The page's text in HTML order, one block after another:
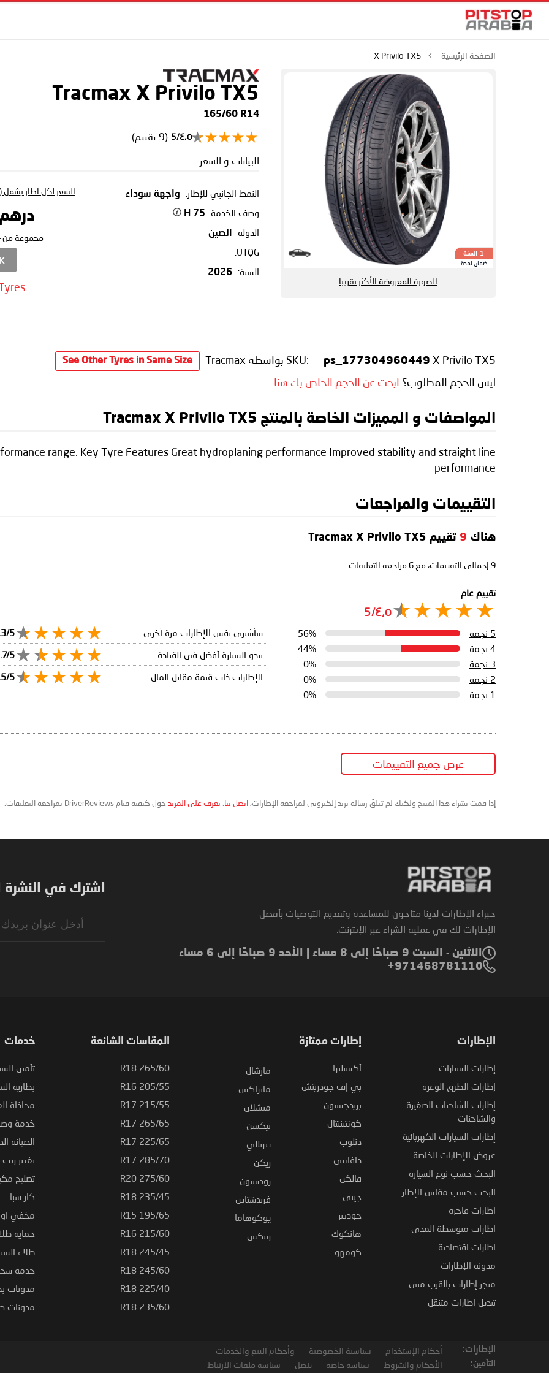
الصفحة الرئيسية X Privilo TX5
Tracmax X Privilo TX5
165/60 R14
٤٫٥/5 (9 تقييم)
1 السنة
ضمان لمدة
الصورة المعروضة الأكثر تقريبا
البيانات و السعر
النمط الجانبي للإطار: واجهة سوداء
وصف الخدمة 75 H
الدولة الصين
UTQG:
-
السنة:
2026
السعر لكل اطار يشمل
درهم 156.16
مجموعة من 4:
SKU: ps_177304960449 X Privilo TX5 بواسطة Tracmax See Other Tyres in Same Size
ليس الحجم المطلوب؟ ابحث عن الحجم الخاص بك هنا
المواصفات و المميزات الخاصة بالمنتج Tracmax X Privilo TX5
range. Key Tyre Features Great hydroplaning performance Improved stability and straight line
performance
التقييمات والمراجعات
هناك 9 تقييم Tracmax X Privilo TX5
9 إجمالي التقييمات، مع 6 مراجعة التعليقات
تقييم عام
٤٫٥/5
5 نجمة
56%
4 نجمة
44%
3 نجمة
0%
2 نجمة
0%
1 نجمة
0%
سأشتري نفس الإطارات مرة أخرى
5
تبدو السيارة أفضل في القيادة
5
الإطارات ذات قيمة مقابل المال
5
عرض جميع التقييمات
إذا قمت بشراء هذا المنتج ولكنك لم تتلقَ رسالة بريد إلكتروني لمراجعة الإطارات،اتصل بنا. تعرف على المزيد حول كيفية قيام DriverReviews بمراجعة التعليقات.
خبراء الإطارات لدينا متاحون للمساعدة وتقديم التوصيات بأفضل
الإطارات لك في عملية الشراء عبر الإنترنت.
الاثنين - السبت 9 صباحًا إلى 8 مساءً | الأحد 9 صباحًا إلى 6 مساءً
971468781110+
اشترك في النشرة
الإطارات
إطارات السيارات
إطارات الطرق الوعرة
إطارات الشاحنات الصغيرة
والشاحنات
إطارات السيارات الكهربائية
عروض الإطارات الخاصة
البحث حسب نوع السيارة
البحث حسب مقاس الإطار
اطارات فاخرة
اطارات متوسطة المدى
اطارات اقتصادية
مدونة الإطارات
متجر إطارات بالقرب مني
تبديل اطارات متنقل
إطارات ممتازة
أكسيليرا
بي إف جودريتش
بريدجستون
كونتيننتال
دنلوب
دافانتي
فالكن
جيتي
جوديير
هانكوك
كومهو
مارشال
ماتراكس
ميشلان
نيكسن
بيريللي
ريكن
رودستون
فريدشتاين
يوكوهاما
زيتكس
المقاسات الشائعة
265/60 R18
205/55 R16
215/55 R17
265/65 R17
225/65 R17
285/70 R17
275/60 R20
235/45 R18
195/65 R15
215/60 R16
245/45 R18
245/60 R18
225/40 R18
235/60 R18
خدمات
تأمين
بطارية
محاذاة
خدمة
الصيانة
تغيير زيت
تصليح
كار سبا
مخفي او
حماية
طلاء
خدمة
مدونات
مدونات
الإطارات: أحكام الإستخدام سياسية الخصوصية وأحكام البيع والخدمات
التأمين: الأحكام والشروط سياسة خاصة تنصل سياسة ملفات الارتباط